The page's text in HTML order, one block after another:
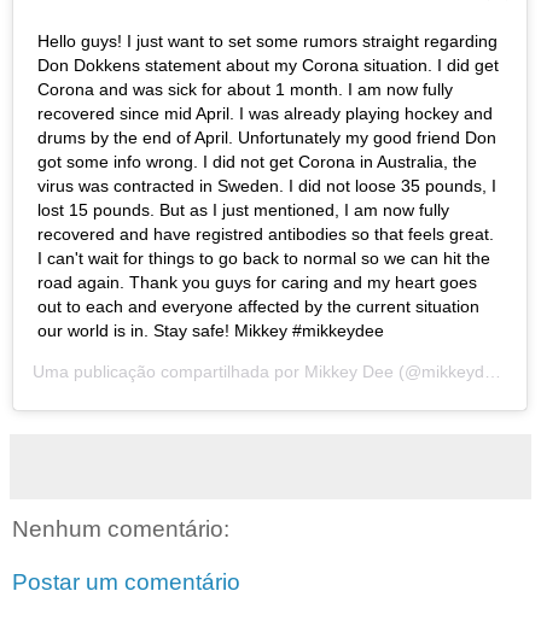
Hello guys! I just want to set some rumors straight regarding
Don Dokkens statement about my Corona situation. I did get
Corona and was sick for about 1 month. I am now fully
recovered since mid April. I was already playing hockey and
drums by the end of April. Unfortunately my good friend Don
got some info wrong. I did not get Corona in Australia, the
virus was contracted in Sweden. I did not loose 35 pounds, I
lost 15 pounds. But as I just mentioned, I am now fully
recovered and have registred antibodies so that feels great.
I can't wait for things to go back to normal so we can hit the
road again. Thank you guys for caring and my heart goes
out to each and everyone affected by the current situation
our world is in. Stay safe! Mikkey #mikkeydee
Uma publicação compartilhada por Mikkey Dee (@mikkeydeeofficial) em
Nenhum comentário:
Postar um comentário